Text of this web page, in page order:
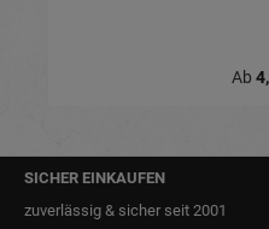
Ab
SICHER EINKAUFEN
zuverlässig & sicher seit 2001